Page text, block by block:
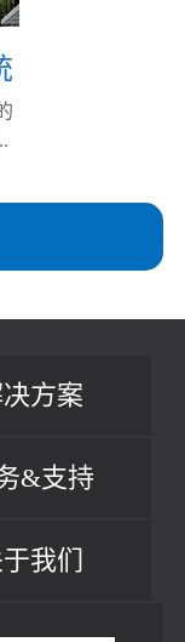
方案
&支持
我们